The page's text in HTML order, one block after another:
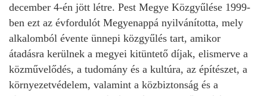
december 4-én jött létre. Pest Megye Közgyűlése 1999-
ben ezt az évfordulót Megyenappá nyilvánította, mely
alkalomból évente ünnepi közgyűlés tart, amikor
átadásra kerülnek a megyei kitüntető díjak, elismerve a
közművelődés, a tudomány és a kultúra, az építészet, a
környezetvédelem, valamint a közbiztonság és a